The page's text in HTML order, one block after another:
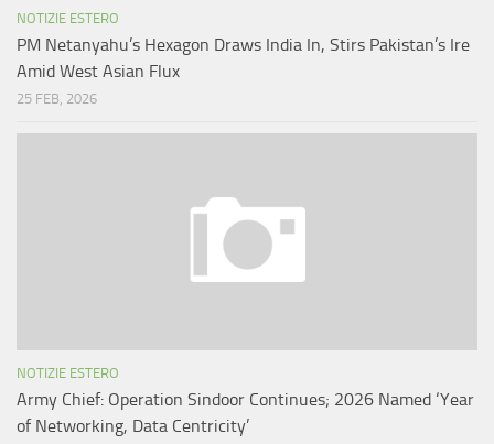
NOTIZIE ESTERO
PM Netanyahu’s Hexagon Draws India In, Stirs Pakistan’s Ire
Amid West Asian Flux
25 FEB, 2026
NOTIZIE ESTERO
Army Chief: Operation Sindoor Continues; 2026 Named ‘Year
of Networking, Data Centricity’